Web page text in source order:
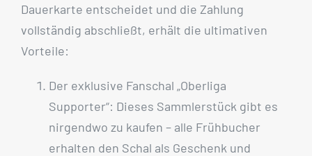
Dauerkarte entscheidet und die Zahlung
vollständig abschließt, erhält die ultimativen
Vorteile:
Der exklusive Fanschal „Oberliga
Supporter“: Dieses Sammlerstück gibt es
nirgendwo zu kaufen – alle Frühbucher
erhalten den Schal als Geschenk und